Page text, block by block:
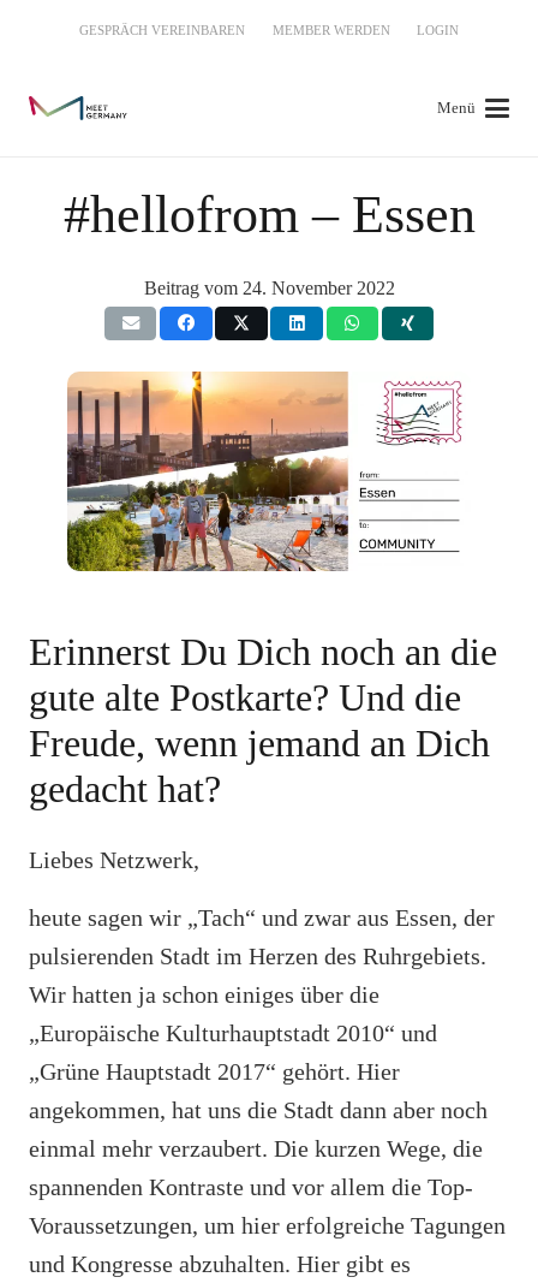
GESPRÄCH VEREINBAREN MEMBER WERDEN LOGIN
Menü
#hellofrom – Essen
Beitrag vom 24. November 2022
Erinnerst Du Dich noch an die
gute alte Postkarte? Und die
Freude, wenn jemand an Dich
gedacht hat?
Liebes Netzwerk,
heute sagen wir „Tach“ und zwar aus Essen, der
pulsierenden Stadt im Herzen des Ruhrgebiets.
Wir hatten ja schon einiges über die
„Europäische Kulturhauptstadt 2010“ und
„Grüne Hauptstadt 2017“ gehört. Hier
angekommen, hat uns die Stadt dann aber noch
einmal mehr verzaubert. Die kurzen Wege, die
spannenden Kontraste und vor allem die Top-
Voraussetzungen, um hier erfolgreiche Tagungen
und Kongresse abzuhalten. Hier gibt es